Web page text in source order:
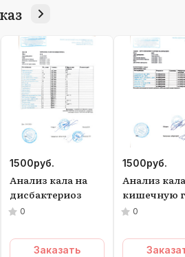
1500руб.
Анализ кала на
дисбактериоз
0
Заказать
1500руб.
Анализ
кишечную
0